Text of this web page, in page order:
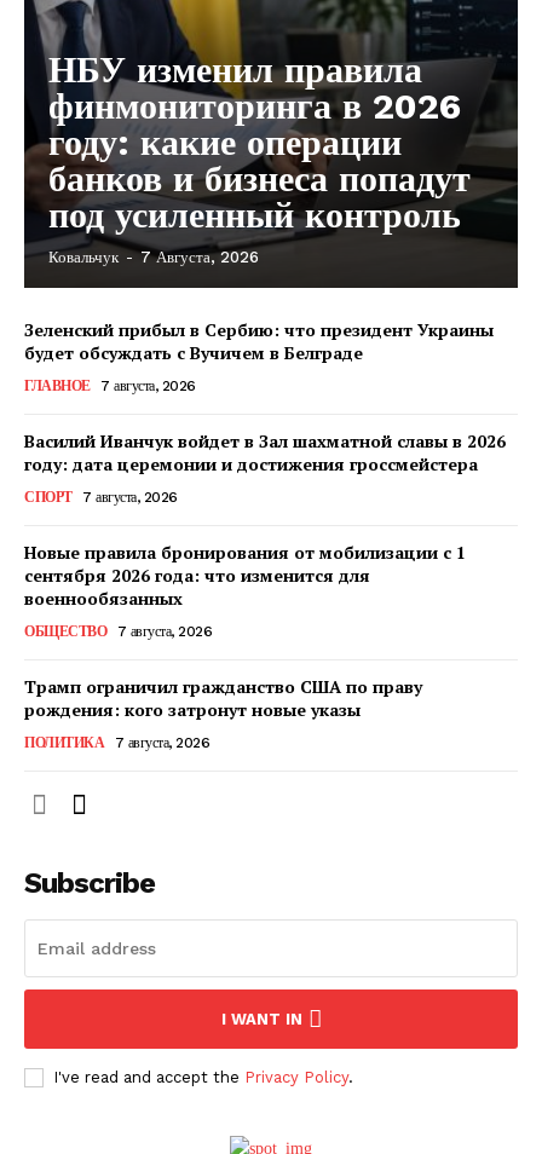
О нас
Политика конфиденциальности
НБУ изменил правила
финмониторинга в 2026
году: какие операции
банков и бизнеса попадут
под усиленный контроль
Ковальчук - 7 Августа, 2026
Зеленский прибыл в Сербию: что президент Украины
будет обсуждать с Вучичем в Белграде
ГЛАВНОЕ 7 августа, 2026
Василий Иванчук войдет в Зал шахматной славы в 2026
году: дата церемонии и достижения гроссмейстера
СПОРТ 7 августа, 2026
Новые правила бронирования от мобилизации с 1
сентября 2026 года: что изменится для
военнообязанных
ОБЩЕСТВО 7 августа, 2026
Трамп ограничил гражданство США по праву
рождения: кого затронут новые указы
ПОЛИТИКА 7 августа, 2026
Subscribe
I WANT IN
I've read and accept the Privacy Policy.